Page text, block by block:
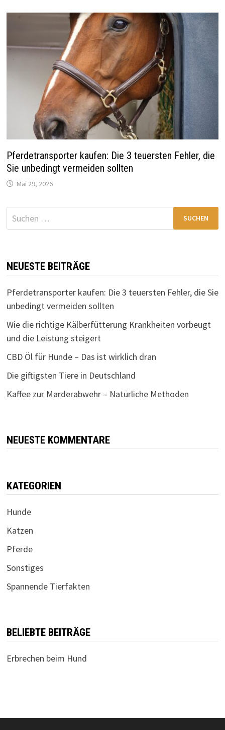
Pferdetransporter kaufen: Die 3 teuersten Fehler, die
Sie unbedingt vermeiden sollten
Mai 29, 2026
Suchen
nach:
NEUESTE BEITRÄGE
Pferdetransporter kaufen: Die 3 teuersten Fehler, die Sie
unbedingt vermeiden sollten
Wie die richtige Kälberfütterung Krankheiten vorbeugt
und die Leistung steigert
CBD Öl für Hunde – Das ist wirklich dran
Die giftigsten Tiere in Deutschland
Kaffee zur Marderabwehr – Natürliche Methoden
NEUESTE KOMMENTARE
KATEGORIEN
Hunde
Katzen
Pferde
Sonstiges
Spannende Tierfakten
BELIEBTE BEITRÄGE
Erbrechen beim Hund